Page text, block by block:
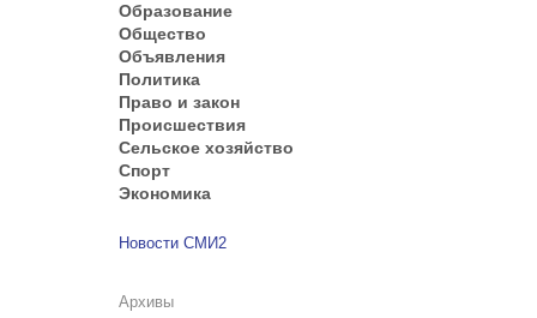
Образование
Общество
Объявления
Политика
Право и закон
Происшествия
Сельское хозяйство
Спорт
Экономика
Новости СМИ2
Архивы